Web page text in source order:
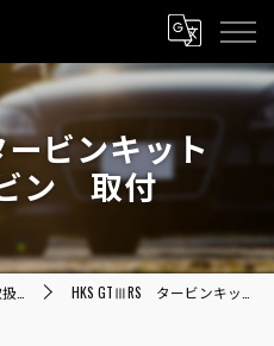
ビンキット
ン 取付
一覧 HKS GTⅢRS タービンキット 社外タービン 取付